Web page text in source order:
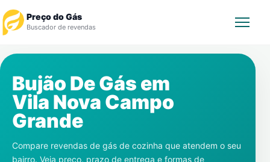
Preço do Gás
Buscador de revendas
Revendedor
Notícias
Bujão De Gás em
Vila Nova Campo
Grande
Compare revendas de gás de cozinha que atendem o seu
bairro. Veja preço, prazo de entrega e formas de